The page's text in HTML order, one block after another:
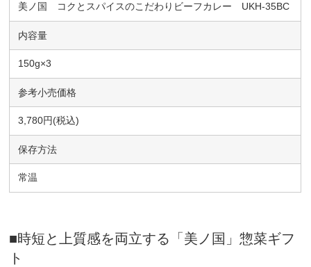
美ノ国 コクとスパイスのこだわりビーフカレー UKH-35BC
内容量
150g×3
参考小売価格
3,780円(税込)
保存方法
常温
■時短と上質感を両立する「美ノ国」惣菜ギフ
ト